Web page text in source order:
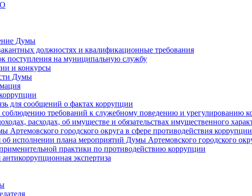
Думы
должностях и квалификационные требования
поступления на муниципальную службу
и конкурсы
Думы
для сообщений о фактах коррупции
требований к служебному поведению и урегулированию
расходах, об имуществе и обязательствах имущественного
Артемовского городского округа в сфере противодействия коррупции
исполнении плана мероприятий Думы Артемовского городского
практики по противодействию коррупции
экспертиза